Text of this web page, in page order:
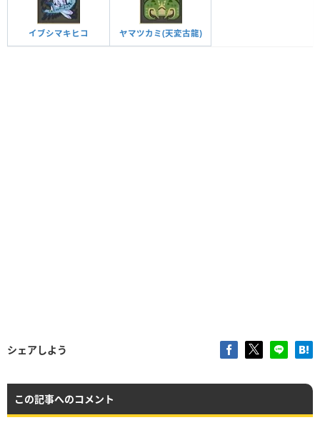
イブシマキヒコ ヤマツカミ(天変古龍)
シェアしよう
この記事へのコメント